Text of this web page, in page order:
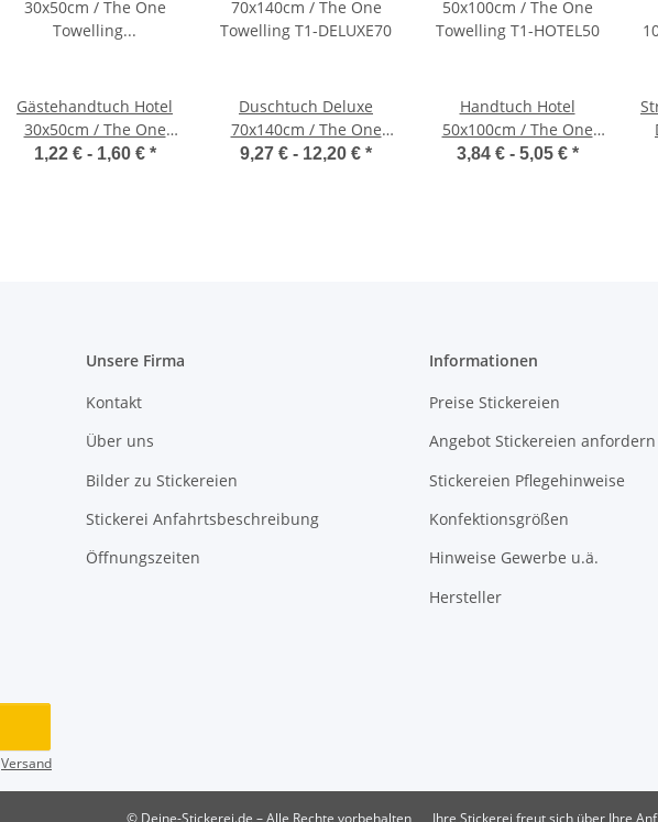
Gästehandtuch Hotel
30x50cm / The One
Towelling T1-HOTEL30
1,22 € - 1,60 € *
Duschtuch Deluxe
70x140cm / The One
Towelling T1-DELUXE70
9,27 € - 12,20 € *
Handtuch Hotel
50x100cm / The One
Towelling T1-HOTEL50
3,84 € - 5,05 € *
Unsere Firma
Kontakt
Über uns
Bilder zu Stickereien
Stickerei Anfahrtsbeschreibung
Öffnungszeiten
Informationen
Preise Stickereien
Angebot Stickereien anfordern
Stickereien Pflegehinweise
Konfektionsgrößen
Hinweise Gewerbe u.ä.
Hersteller
Versand